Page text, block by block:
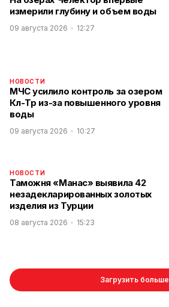
измерили глубину и объем воды
09 августа 2026 12:27
НОВОСТИ
МЧС усилило контроль за озером
Көл-Төр из-за повышенного уровня
воды
09 августа 2026 10:27
НОВОСТИ
Таможня «Манас» выявила 42
незадекларированных золотых
изделия из Турции
08 августа 2026 15:23
Загрузить больше